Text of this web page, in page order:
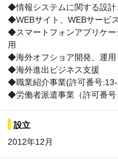
◆情報システムに関する設計
◆WEBサイト、WEBサービ
◆スマートフォンアプリケー
用
◆海外オフショア開発、運用
◆海外進出ビジネス支援
◆職業紹介事業(許可番号
◆労働者派遣事業（許可番号
設立
2012年12月